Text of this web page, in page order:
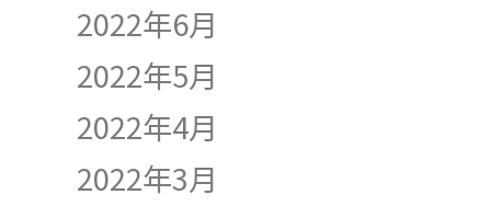
2022年6月
2022年5月
2022年4月
2022年3月